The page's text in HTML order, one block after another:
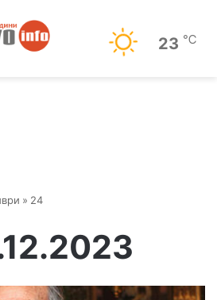
23 ℃
» 24